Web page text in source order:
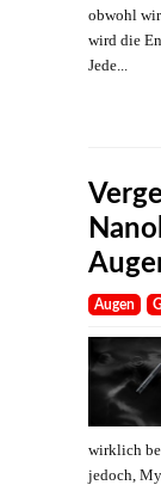
obwohl
wird die
Jede...
Augen
wirklich
jedoch,